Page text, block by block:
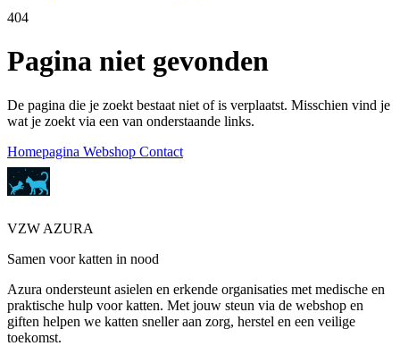
404
Pagina niet gevonden
De pagina die je zoekt bestaat niet of is verplaatst. Misschien vind je
wat je zoekt via een van onderstaande links.
Homepagina Webshop Contact
VZW AZURA
Samen voor katten in nood
Azura ondersteunt asielen en erkende organisaties met medische en
praktische hulp voor katten. Met jouw steun via de webshop en
giften helpen we katten sneller aan zorg, herstel en een veilige
toekomst.